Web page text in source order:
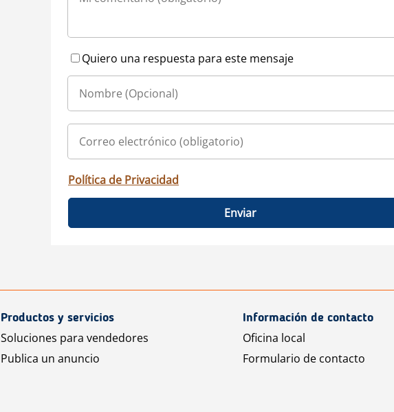
Quiero una respuesta para este mensaje
Política de Privacidad
Enviar
Productos y servicios
Soluciones para vendedores
Publica un anuncio
Información de contacto
Oficina local
Formulario de contacto